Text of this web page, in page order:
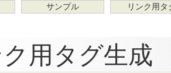
サンプル リンク用タ
ク用タグ生成